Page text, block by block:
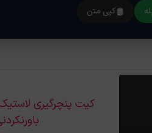
کپی متن
کیت پنچرگیری